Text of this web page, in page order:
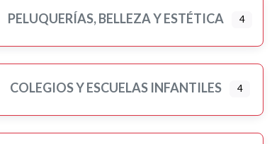
PELUQUERÍAS, BELLEZA Y ESTÉTICA 4
COLEGIOS Y ESCUELAS INFANTILES 4